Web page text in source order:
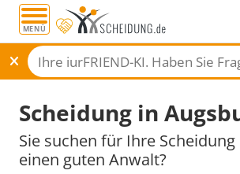
MENÜ
Scheidung in
Sie suchen für Ihre
einen guten Anwalt?